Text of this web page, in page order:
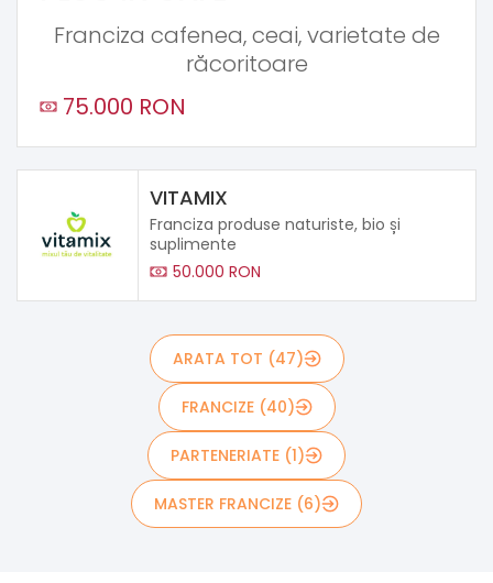
Franciza cafenea, ceai, varietate de
răcoritoare
75.000 RON
VITAMIX
Franciza produse naturiste, bio și
suplimente
50.000 RON
ARATA TOT (47)
FRANCIZE (40)
PARTENERIATE (1)
MASTER FRANCIZE (6)